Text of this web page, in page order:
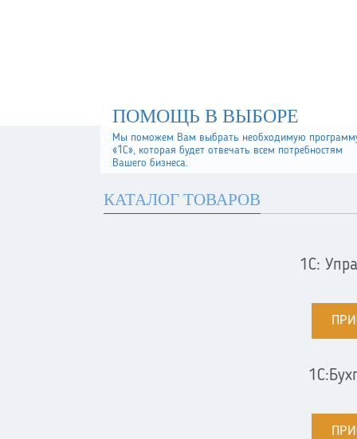
ПОМОЩЬ В ВЫБОРЕ
Мы поможем Вам выбрать необходимую
«1С», которая будет отвечать всем потребностям
Вашего бизнеса.
КАТАЛОГ ТОВАРОВ
1С: